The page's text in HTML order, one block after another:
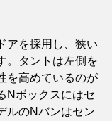
アを採用し、狭い
。タントは左側を
を高めているのが
Nボックスにはセ
ルのNバンはセン